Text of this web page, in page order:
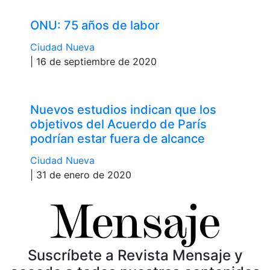
ONU: 75 años de labor
Ciudad Nueva
| 16 de septiembre de 2020
Nuevos estudios indican que los
objetivos del Acuerdo de París
podrían estar fuera de alcance
Ciudad Nueva
| 31 de enero de 2020
Suscríbete a Revista Mensaje y